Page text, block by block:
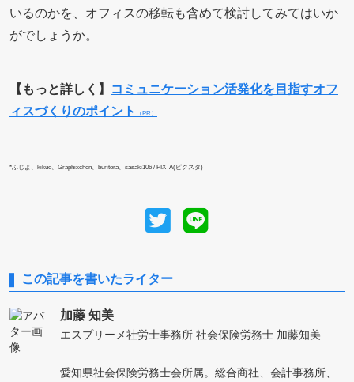
いるのかを、オフィスの移転も含めて検討してみてはいか
がでしょうか。
【もっと詳しく】
コミュニケーション活発化を目指すオフ
ィスづくりのポイント
（PR）
*ふじよ、kikuo、Graphixchon、buritora、sasaki106 / PIXTA(ピクスタ)
この記事を書いたライター
加藤 知美
エスプリーメ社労士事務所 社会保険労務士 加藤知美
愛知県社会保険労務士会所属。総合商社、会計事務所、